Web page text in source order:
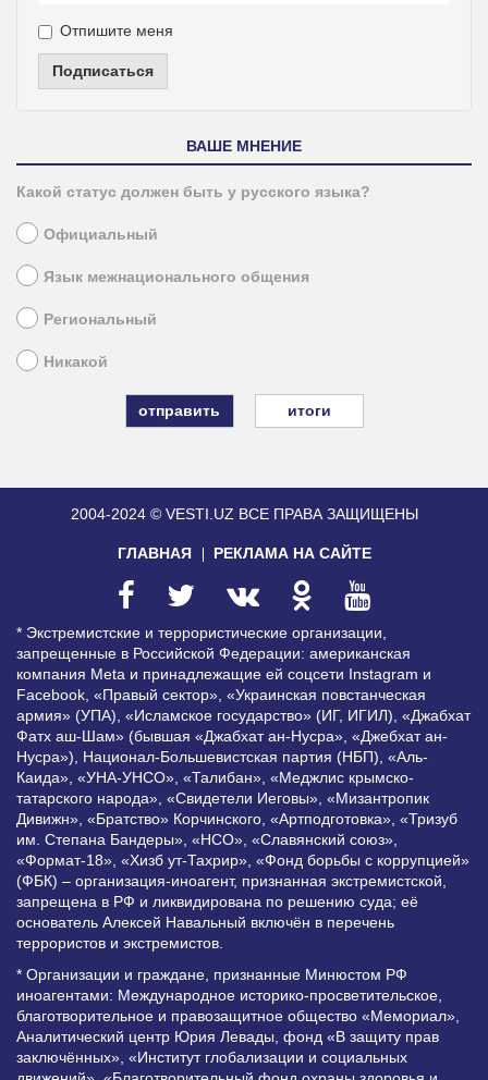
Отпишите меня
Подписаться
ВАШЕ МНЕНИЕ
Какой статус должен быть у русского языка?
Официальный
Язык межнационального общения
Региональный
Никакой
итоги
2004-2024 © VESTI.UZ ВСЕ ПРАВА ЗАЩИЩЕНЫ
ГЛАВНАЯ РЕКЛАМА НА САЙТЕ
* Экстремистские и террористические организации,
запрещенные в Российской Федерации: американская
компания Meta и принадлежащие ей соцсети Instagram и
Facebook, «Правый сектор», «Украинская повстанческая
армия» (УПА), «Исламское государство» (ИГ, ИГИЛ), «Джабхат
Фатх аш-Шам» (бывшая «Джабхат ан-Нусра», «Джебхат ан-
Нусра»), Национал-Большевистская партия (НБП), «Аль-
Каида», «УНА-УНСО», «Талибан», «Меджлис крымско-
татарского народа», «Свидетели Иеговы», «Мизантропик
Дивижн», «Братство» Корчинского, «Артподготовка», «Тризуб
им. Степана Бандеры», «НСО», «Славянский союз»,
«Формат-18», «Хизб ут-Тахрир», «Фонд борьбы с коррупцией»
(ФБК) – организация-иноагент, признанная экстремистской,
запрещена в РФ и ликвидирована по решению суда; её
основатель Алексей Навальный включён в перечень
террористов и экстремистов.
* Организации и граждане, признанные Минюстом РФ
иноагентами: Международное историко-просветительское,
благотворительное и правозащитное общество «Мемориал»,
Аналитический центр Юрия Левады, фонд «В защиту прав
заключённых», «Институт глобализации и социальных